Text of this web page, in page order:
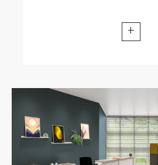
+
libertés. Loi n° 2004-575 du
la confiance dans l’économie
Utilisateur : Internaute se
le site susnommé.
« les informations qui
forme que ce soit,
l’identification des personnes
auxquelles elles s’appliquent
loi n° 78-17 du 6 janvier 1978).